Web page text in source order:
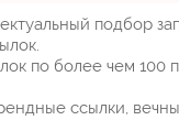
подбор
по более чем
ссылки,